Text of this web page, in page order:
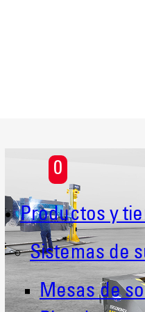
Saltar al
0
Productos y
Sistemas de
Mesas de